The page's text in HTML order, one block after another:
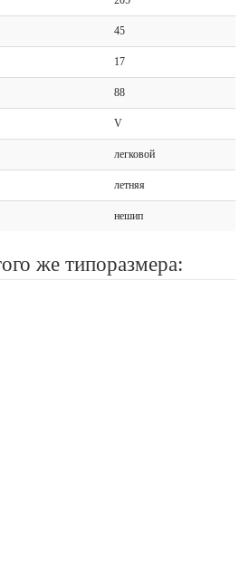
45
17
88
V
легковой
летняя
нешип
же типоразмера: